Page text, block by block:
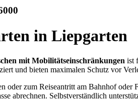
in Liepgarten
mit Mobilitätseinschränkungen ist
und bieten maximalen Schutz vor
oder zum Reiseantritt am Bahnhof
abrechnen. Selbstverständlich